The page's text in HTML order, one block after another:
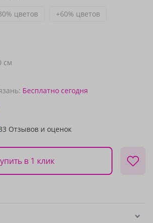
цветов +60% цветов
см
Бесплатно сегодня
Отзывов и оценок
в 1 клик